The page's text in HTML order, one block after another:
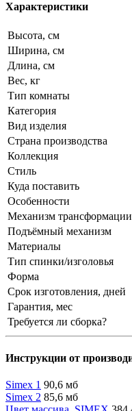
Характеристики
Высота, см
Ширина, см
Длина, см
Вес, кг
Тип комнаты
Категория
Вид изделия
Страна производства
Коллекция
Стиль
Куда поставить
Особенности
Механизм трансформации
Подъёмный механизм
Материалы
Тип спинки/изголовья
Форма
Срок изготовления, дней
Гарантия, мес
Требуется ли сборка?
Инструкции от
Simex 1 90,6 мб
Simex 2 85,6 мб